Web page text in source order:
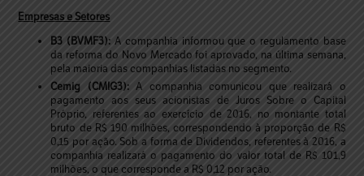
Empresas e Setores
B3 (BVMF3): A companhia informou que o regulamento base
da reforma do Novo Mercado foi aprovado, na última semana,
pela maioria das companhias listadas no segmento.
Cemig (CMIG3):A companhia comunicou que realizará o
pagamento aos seus acionistas de Juros Sobre o Capital
Próprio, referentes ao exercício de 2016, no montante total
bruto de R$ 190 milhões, correspondendo à proporção de R$
0,15 por ação. Sob a forma de Dividendos, referentes à 2016, a
companhia realizará o pagamento do valor total de R$ 101,9
milhões, o que corresponde a R$ 0,12 por ação.